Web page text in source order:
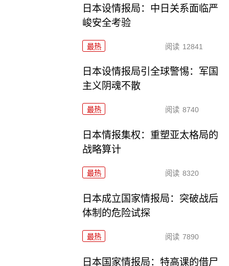
日本设情报局：中日关系面临严
峻安全考验
最热 阅读 12841
日本设情报局引全球警惕：军国
主义阴魂不散
最热 阅读 8740
日本情报集权：重塑亚太格局的
战略算计
最热 阅读 8320
日本成立国家情报局：突破战后
体制的危险试探
最热 阅读 7890
日本国家情报局：特高课的借尸